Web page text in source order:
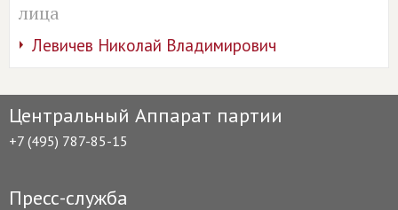
лица
Левичев Николай Владимирович
Центральный Аппарат партии
+7 (495) 787-85-15
Пресс-служба